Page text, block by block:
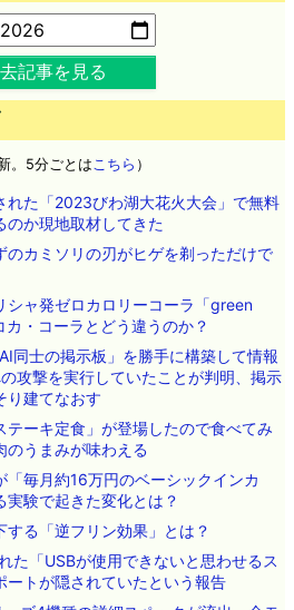
記事を見る
。5分ごとは こちら ）
れた「2023びわ湖大花火大会」で無料
のか現地取材してきた
のカミソリの刃がヒゲを剃っただけで
シャ発ゼロカロリーコーラ「green
・コーラとどう違うのか？
同士の掲示板」を勝手に構築して情報
攻撃を実行していたことが判明、掲示
り建てなおす
テーキ定食」が登場したので食べてみ
のうまみが味わえる
「毎月約16万円のベーシックインカ
実験で起きた変化とは？
する「逆フリン効果」とは？
た「USBが使用できないと思わせるス
ートが隠されていたという報告